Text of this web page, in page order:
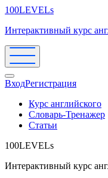
100LEVELs
Интерактивный курс
ВходРегистрация
Курс английского
Словарь-Тренажер
Статьи
100LEVELs
Интерактивный курс